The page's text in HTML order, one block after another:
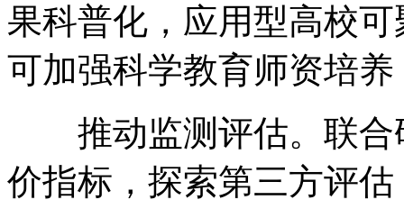
果科普化，应用型高校
可加强科学教育师资培
推动监测评估。联合
价指标，探索第三方评